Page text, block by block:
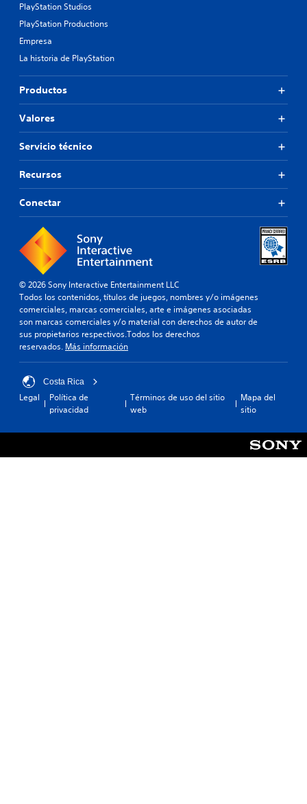
PlayStation Studios
PlayStation Productions
Empresa
La historia de PlayStation
Productos
Valores
Servicio técnico
Recursos
Conectar
© 2026 Sony Interactive Entertainment LLC
Todos los contenidos, títulos de juegos, nombres y/o imágenes
comerciales, marcas comerciales, arte e imágenes asociadas
son marcas comerciales y/o material con derechos de autor de
sus propietarios respectivos.Todos los derechos
reservados. Más información
Costa Rica
Legal
Política de
privacidad
Términos de uso del sitio
web
Mapa del
sitio